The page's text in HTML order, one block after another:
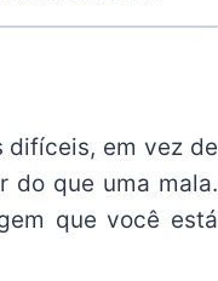
difíceis, em vez de
do que uma mala.
que você está